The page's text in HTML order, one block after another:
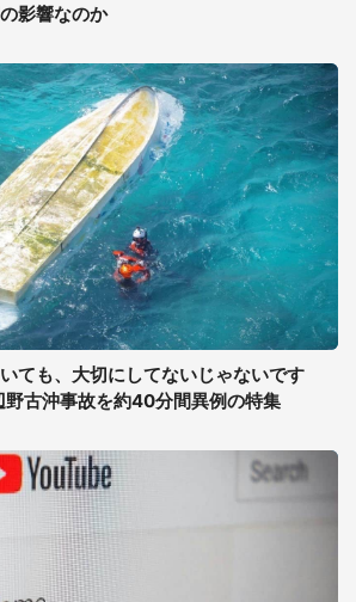
影響なのか
ても、大切にしてないじゃないです
古沖事故を約40分間異例の特集